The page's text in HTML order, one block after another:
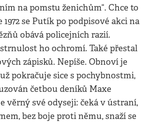
na pomstu ženichům“. Chce to
se Putík po podpisové akci na
obává policejních razií.
strnulost ho ochromí. Také přestal
zápisků. Nepíše. Obnoví je
pokračuje sice s pochybnostmi,
četbou deníků Maxe
věrný své odyseji: čeká v ústraní,
bez boje proti němu, snaží se